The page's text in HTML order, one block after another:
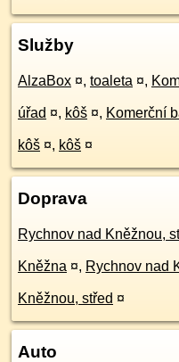
Služby
AlzaBox ¤, toaleta ¤,
úřad ¤, kôš ¤, Komerční
kôš ¤, kôš ¤
Doprava
Rychnov nad Kněžnou,
Kněžna ¤, Rychnov nad
Kněžnou, střed ¤
Auto